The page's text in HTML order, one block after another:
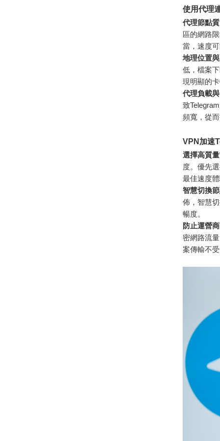
使用代理
代理節點
區的網路
當，速度
地理位置
低，檔案
現明顯的
代理負載
致
頻寬，從
VPN加速
選擇高質
度。優先
最佳速度體
智慧切換
佈，智慧
暢度。
防止運營
密網路流
案傳輸不受